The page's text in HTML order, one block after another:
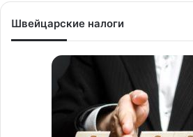
Швейцарские налоги